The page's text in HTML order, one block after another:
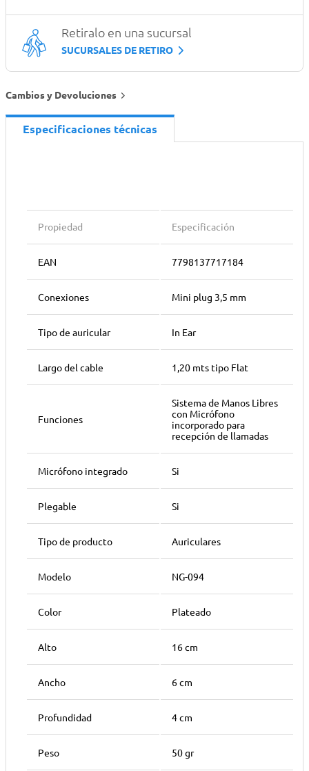
Retiralo en una sucursal
SUCURSALES DE RETIRO
Cambios y Devoluciones
Especificaciones técnicas
Propiedad Especificación
EAN 7798137717184
Conexiones Mini plug 3,5 mm
Tipo de auricular In Ear
Largo del cable 1,20 mts tipo Flat
Funciones
Sistema de Manos Libres
con Micrófono
incorporado para
recepción de llamadas
Micrófono integrado Si
Plegable Si
Tipo de producto Auriculares
Modelo NG-094
Color Plateado
Alto 16 cm
Ancho 6 cm
Profundidad 4 cm
Peso 50 gr